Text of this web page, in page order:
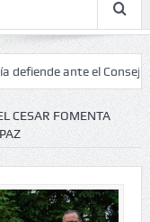
ante el Consejo de
CESAR FOMENTA